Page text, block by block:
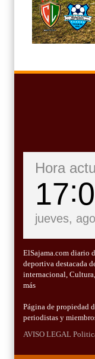
Hora
17
jueves,
ElSajama.com diario
deportiva destacada
internacional,
más
Página de propiedad
periodistas y
AVISO LEGAL